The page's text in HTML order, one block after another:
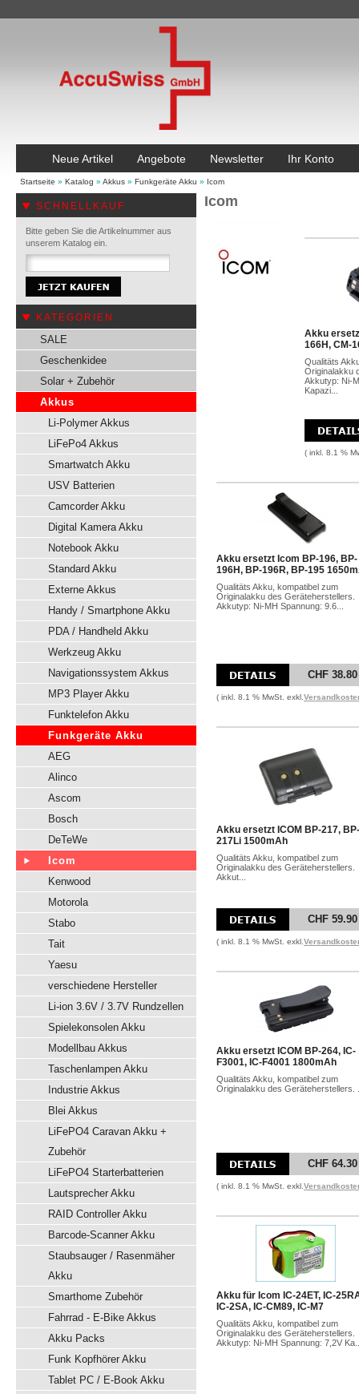
Neue Artikel Angebote Newsletter Ihr Konto
Startseite » Katalog » Akkus » Funkgeräte Akku » Icom
SCHNELLKAUF
Bitte geben Sie die Artikelnummer aus
unserem Katalog ein.
KATEGORIEN
SALE
Geschenkidee
Solar + Zubehör
Akkus
Li-Polymer Akkus
LiFePo4 Akkus
Smartwatch Akku
USV Batterien
Camcorder Akku
Digital Kamera Akku
Notebook Akku
Standard Akku
Externe Akkus
Handy / Smartphone Akku
PDA / Handheld Akku
Werkzeug Akku
Navigationssystem Akkus
MP3 Player Akku
Funktelefon Akku
Funkgeräte Akku
AEG
Alinco
Ascom
Bosch
DeTeWe
Icom
Kenwood
Motorola
Stabo
Tait
Yaesu
verschiedene Hersteller
Li-ion 3.6V / 3.7V Rundzellen
Spielekonsolen Akku
Modellbau Akkus
Taschenlampen Akku
Industrie Akkus
Blei Akkus
LiFePO4 Caravan Akku +
Zubehör
LiFePO4 Starterbatterien
Lautsprecher Akku
RAID Controller Akku
Barcode-Scanner Akku
Staubsauger / Rasenmäher
Akku
Smarthome Zubehör
Fahrrad - E-Bike Akkus
Akku Packs
Funk Kopfhörer Akku
Tablet PC / E-Book Akku
Icom
Akku
166H, CM-
Qualitäts
Originalakku
Akkutyp: Ni-
Kapazi...
( inkl. 8.1 %
Akku ersetzt Icom BP-196, BP-
196H, BP-196R, BP-195
Qualitäts Akku, kompatibel zum
Originalakku des Geräteherstellers.
Akkutyp: Ni-MH Spannung: 9.6...
CHF 38.80
( inkl. 8.1 % MwSt. exkl.
Akku ersetzt ICOM BP-217, BP-
217Li 1500mAh
Qualitäts Akku, kompatibel zum
Originalakku des Geräteherstellers.
Akkut...
CHF 59.90
( inkl. 8.1 % MwSt. exkl.
Akku ersetzt ICOM BP-264, IC-
F3001, IC-F4001 1800mAh
Qualitäts Akku, kompatibel zum
Originalakku des Geräteherstellers.
CHF 64.30
( inkl. 8.1 % MwSt. exkl.
Akku für Icom IC-24ET, IC-
IC-2SA, IC-CM89, IC-M7
Qualitäts Akku, kompatibel zum
Originalakku des Geräteherstellers.
Akkutyp: Ni-MH Spannung: 7,2V